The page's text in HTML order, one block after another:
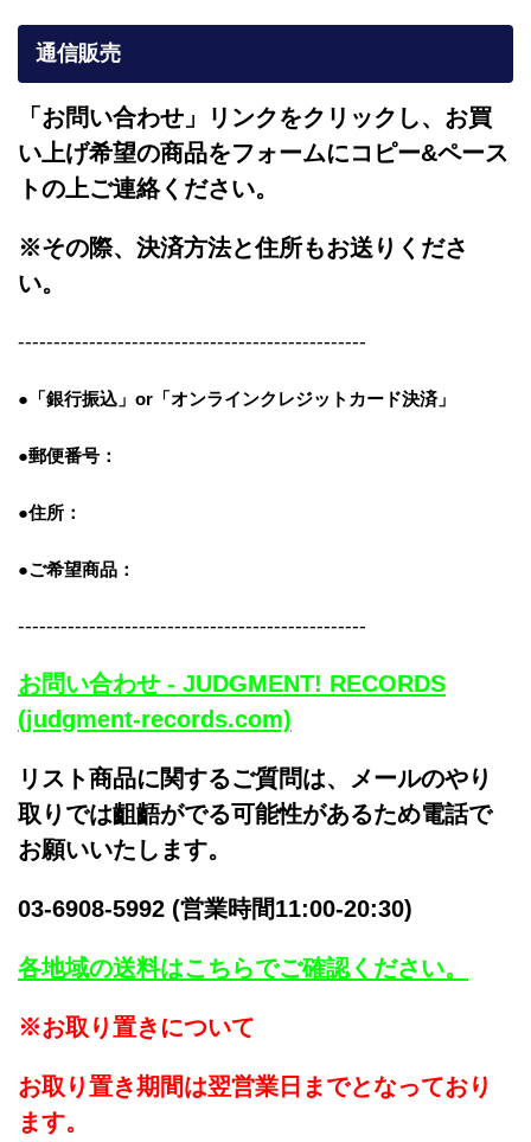
通信販売
「お問い合わせ」リンクをクリックし、 お買
い上げ希望の商品をフォームにコピー&ペース
トの上ご連絡ください。
※その際、決済方法と住所もお送りくださ
い。
-------------------------------------------------
●「銀行振込」or「 オンラインクレジットカード決済」
●郵便番号：
●住所：
●ご希望商品：
-------------------------------------------------
お問い合わせ - JUDGMENT! RECORDS
(judgment-records.com)
リスト商品に関するご質問は、メールのやり
取りでは齟齬がでる可能性があるため電話で
お願いいたします。
03-6908-5992 (営業時間11:00-20:30)
各地域の送料はこちらでご確認ください。
※お取り置きについて
お取り置き期間は翌営業日までとなっており
ます。